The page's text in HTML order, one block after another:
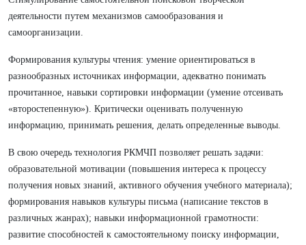
деятельности путем механизмов самообразования и
самоорганизации.
Формирования культуры чтения: умение ориентироваться в
разнообразных источниках информации, адекватно понимать
прочитанное, навыки сортировки информации (умение отсеивать
«второстепенную»). Критически оценивать полученную
информацию, принимать решения, делать определенные выводы.
В свою очередь технология РКМЧП позволяет решать задачи:
образовательной мотивации (повышения интереса к процессу
получения новых знаний, активного обучения учебного материала);
формирования навыков культуры письма (написание текстов в
различных жанрах); навыки информационной грамотности:
развитие способностей к самостоятельному поиску информации,